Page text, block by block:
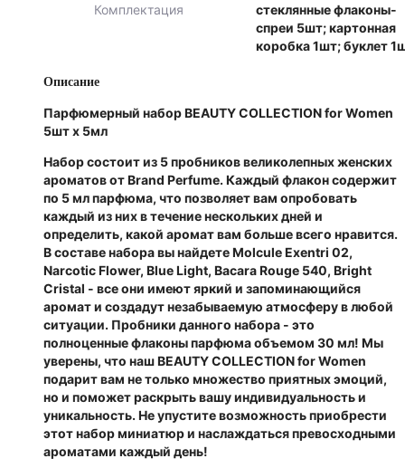
Комплектация
стеклянные флаконы-
спреи 5шт; картонная
коробка 1шт; буклет
Описание
Парфюмерный набор BEAUTY COLLECTION for Women
5шт x 5мл
Набор состоит из 5 пробников великолепных женских
ароматов от Brand Perfume. Каждый флакон содержит
по 5 мл парфюма, что позволяет вам опробовать
каждый из них в течение нескольких дней и
определить, какой аромат вам больше всего нравится.
В составе набора вы найдете Molcule Exentri 02,
Narcotic Flower, Blue Light, Bacara Rouge 540, Bright
Cristal - все они имеют яркий и запоминающийся
аромат и создадут незабываемую атмосферу в любой
ситуации. Пробники данного набора - это
полноценные флаконы парфюма объемом 30 мл! Мы
уверены, что наш BEAUTY COLLECTION for Women
подарит вам не только множество приятных эмоций,
но и поможет раскрыть вашу индивидуальность и
уникальность. Не упустите возможность приобрести
этот набор миниатюр и наслаждаться превосходными
ароматами каждый день!